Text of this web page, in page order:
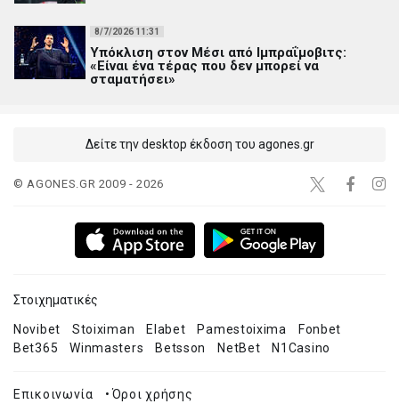
8/7/2026 11:31
Υπόκλιση στον Μέσι από Ιμπραΐμοβιτς:
«Είναι ένα τέρας που δεν μπορεί να
σταματήσει»
Δείτε την desktop έκδοση του agones.gr
© AGONES.GR 2009 - 2026
Στοιχηματικές
Novibet Stoiximan Elabet Pamestoixima
Fonbet
Bet365
Winmasters Betsson NetBet N1Casino
Επικοινωνία •Όροι χρήσης